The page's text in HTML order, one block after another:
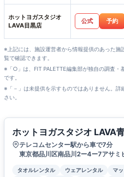
ホットヨガスタジオ
LAVA目黒店
公式 予約
※上記には、施設運営者から情報提供のあった
覧で確認できます。
※「○」は、FIT PALETTE編集部が独自の調査・
です。
※「－」は未提供を示すものではありません。
さい。
ホットヨガスタジオ LAVA
テレコムセンター駅から車で7分
東京都品川区南品川2ー4ー7アサミ
タオルレンタル ウェアレンタル マ